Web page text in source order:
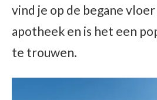
vind je op de begane
apotheek en is het een
te trouwen.